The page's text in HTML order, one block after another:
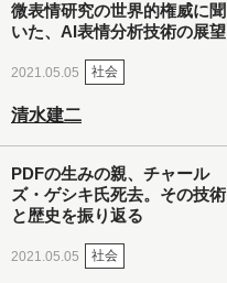
微表情研究の世界的権威に聞
いた、AI表情分析技術の展望
2021.05.05 社会
清水建二
PDFの生みの親、チャール
ズ・ゲシキ氏死去。その技術
と歴史を振り返る
2021.05.05 社会